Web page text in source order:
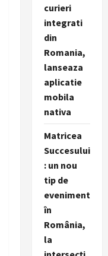
curieri
integrati
din
Romania,
lanseaza
aplicatie
mobila
nativa
Matricea
Succesului
: un nou
tip de
eveniment
în
România,
la